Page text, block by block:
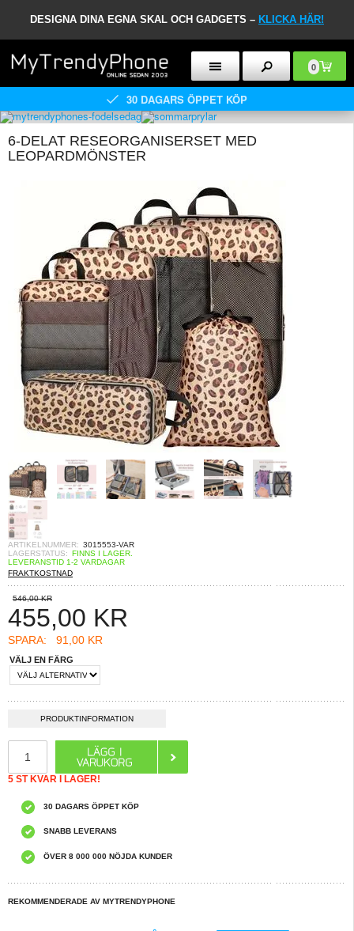
DESIGNA DINA EGNA SKAL OCH GADGETS – KLICKA HÄR!
0
30 DAGARS ÖPPET KÖP
6-DELAT RESEORGANISERSET MED
LEOPARDMÖNSTER
ARTIKELNUMMER: 3015553-VAR
LAGERSTATUS: FINNS I LAGER.
LEVERANSTID 1-2 VARDAGAR
FRAKTKOSTNAD
546,00 KR
455,00 KR
SPARA: 91,00 KR
VÄLJ EN FÄRG
PRODUKTINFORMATION
5 ST KVAR I LAGER!
30 DAGARS ÖPPET KÖP
SNABB LEVERANS
ÖVER 8 000 000 NÖJDA KUNDER
REKOMMENDERADE AV MYTRENDYPHONE